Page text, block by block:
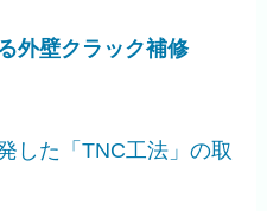
外壁クラック補修
した「TNC工法」の取